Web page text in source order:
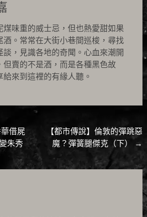
煤味重的威士忌，但也熱愛甜如果
酒。常常在大街小巷間巡梭，尋找
談，見識各地的奇聞。心血來潮開
但賣的不是酒，而是各種黑色故
給來到這裡的有緣人聽。
借屍
朱秀
【都市傳說】倫敦的彈跳惡
魔？彈簧腿傑克（下）
→